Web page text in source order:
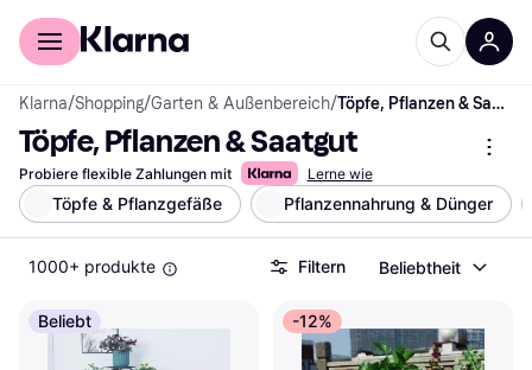
Für Shopper
Klarna/Shopping/Garten & Außenbereich/ Töpfe, Pflanzen & Saatgut
Töpfe, Pflanzen & Saatgut
Probiere flexible Zahlungen mit Lerne wie
Töpfe & Pflanzgefäße Pflanzennahrung & Dünger
1000+ produkte Filtern Beliebtheit
Beliebt -12%